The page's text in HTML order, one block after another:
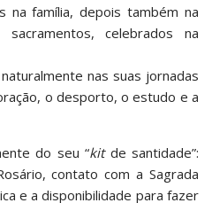
na família, depois também na
celebrados na
nas suas jornadas
o desporto, o estudo e a
do seu “kitde santidade”:
contato com a Sagrada
e a disponibilidade para fazer